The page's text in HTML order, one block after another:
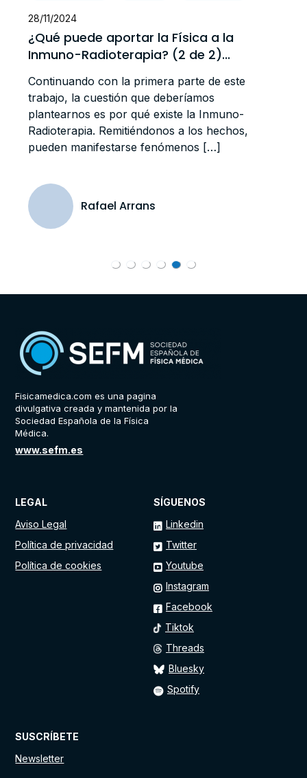
28/11/2024
¿Qué puede aportar la Física a la
Inmuno-Radioterapia? (2 de 2)...
Continuando con la primera parte de este
trabajo, la cuestión que deberíamos
plantearnos es por qué existe la Inmuno-
Radioterapia. Remitiéndonos a los hechos,
pueden manifestarse fenómenos […]
Rafael Arrans
Fisicamedica.com es una pagina
divulgativa creada y mantenida por la
Sociedad Española de la Física
Médica.
www.sefm.es
SUSCRÍBETE
Newsletter
SÍGUENOS
Linkedin
Twitter
Youtube
Instagram
Facebook
Tiktok
Threads
Bluesky
Spotify
LEGAL
Aviso Legal
Política de privacidad
Política de cookies